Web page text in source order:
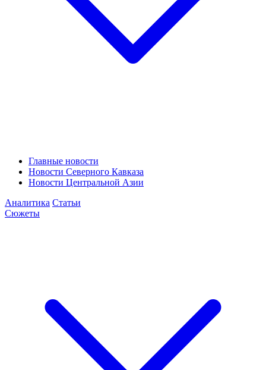
Главные новости
Новости Северного Кавказа
Новости Центральной Азии
Аналитика Статьи
Сюжеты